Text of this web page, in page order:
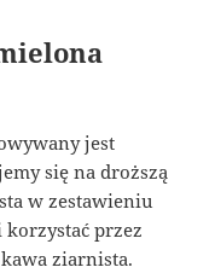
jest
się na droższą
w zestawieniu
przez
ziarnista.